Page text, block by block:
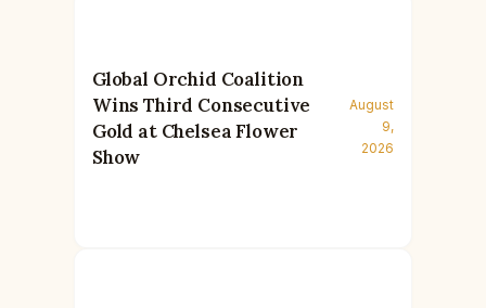
Global Orchid Coalition
Wins Third Consecutive
Gold at Chelsea Flower
Show
August
9,
2026